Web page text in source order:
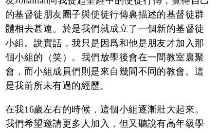
的基督徒朋友圈子與使徒行傳裏描述的基督徒群
體相去甚遠。於是我們就成立了一個新的基督徒
小組。說實話，我只是因爲和他是朋友才加入那
個小組的（笑）。我們放學後會在一間教室裏聚
會，而小組成員們則是來自幾間不同的教會。這
是我前所未有過的經歷。
在我16歲左右的時候，這個小組逐漸壯大起來。
我們希望邀請更多人加入，但又聽說有高年級學